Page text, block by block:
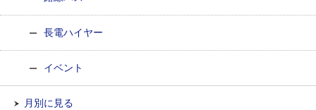
長電ハイヤー
イベント
月別に見る